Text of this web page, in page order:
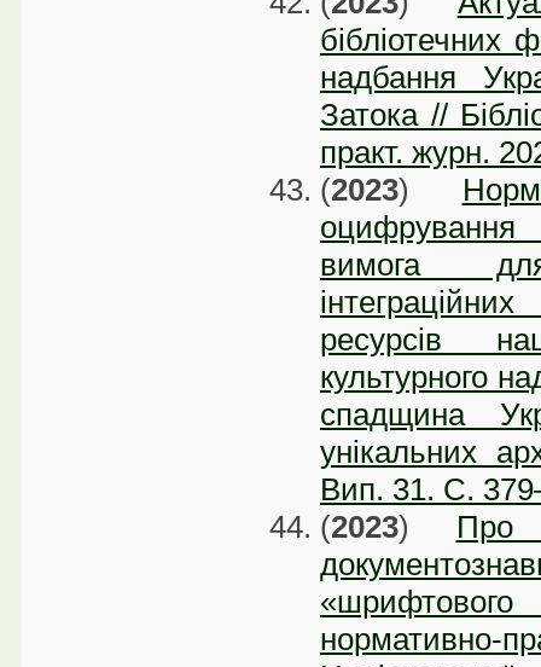
бібліотечних
надбання
Затока //
практ. журн.
(2023)
оцифрування
вимога
ресурсів
культурного
спадщина
унікальних
Вип. 31. С.
(2023) Про
нормативно-